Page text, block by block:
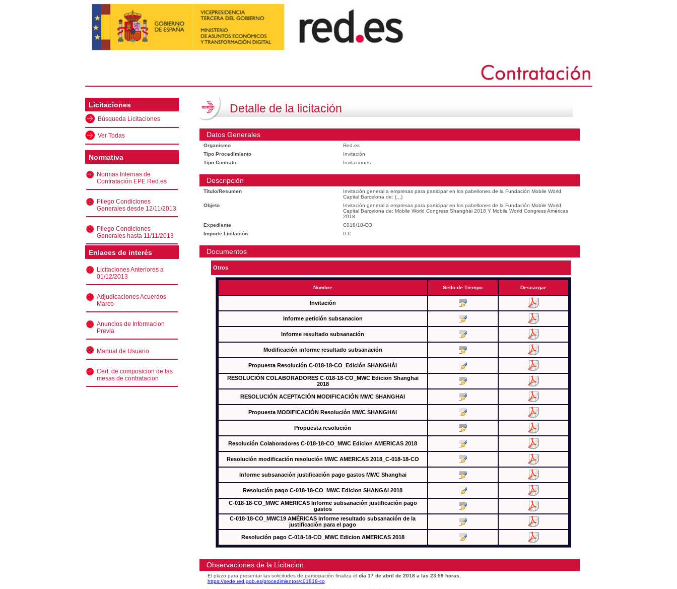
Licitaciones
Búsqueda Licitaciones
Ver Todas
Normativa
Normas Internas de
Contratación EPE Red.es
Pliego Condiciones
Generales desde 12/11/2013
Pliego Condiciones
Generales hasta 11/11/2013
Enlaces de interés
Licitaciones Anteriores a
01/12/2013
Adjudicaciones Acuerdos
Marco
Anuncios de Informacion
Previa
Manual de Usuario
Cert. de composicion de las
mesas de contratacion
Detalle de la licitación
Datos Generales
Organismo
Red.es
Tipo Procedimiento
Invitación
Tipo Contrato
Invitaciones
Descripción
Título/Resumen
Invitación general a empresas para participar en los pabellones de la Fundación Mobile World
Capital Barcelona de: (...)
Objeto
Invitación general a empresas para participar en los pabellones de la Fundación Mobile World
Capital Barcelona de: Mobile World Congress Shanghái 2018 Y Mobile World Congress Américas
2018
Expediente
C018/18-CO
Importe Licitación
0 €
Documentos
Otros
Nombre Sello de Tiempo Descargar
Invitación
Informe petición subsanacion
Informe resultado subsanación
Modificación informe resultado subsanación
Propuesta Resolución C-018-18-CO_Edición SHANGHÁI
RESOLUCIÓN COLABORADORES C-018-18-CO_MWC Edicion Shanghai
2018
RESOLUCIÓN ACEPTACIÓN MODIFICACIÓN MWC SHANGHAI
Propuesta MODIFICACIÓN Resolución MWC SHANGHAI
Propuesta resolución
Resolución Colaboradores C-018-18-CO_MWC Edicion AMERICAS 2018
Resolución modificación resolución MWC AMERICAS 2018_C-018-18-CO
Informe subsanación justificación pago gastos MWC Shanghai
Resolución pago C-018-18-CO_MWC Edicion SHANGAI 2018
C-018-18-CO_MWC AMERICAS Informe subsanación justificación pago
gastos
C-018-18-CO_MWC19 AMÉRICAS Informe resultado subsanación de la
justificación para el pago
Resolución pago C-018-18-CO_MWC Edicion AMERICAS 2018
Observaciones de la Licitacion
El plazo para presentar las solicitudes de participación finaliza el día 17 de abril de 2018 a las 23:59 horas.
https://sede.red.gob.es/procedimientos/c01818-co